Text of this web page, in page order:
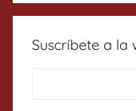
Suscríbete a la